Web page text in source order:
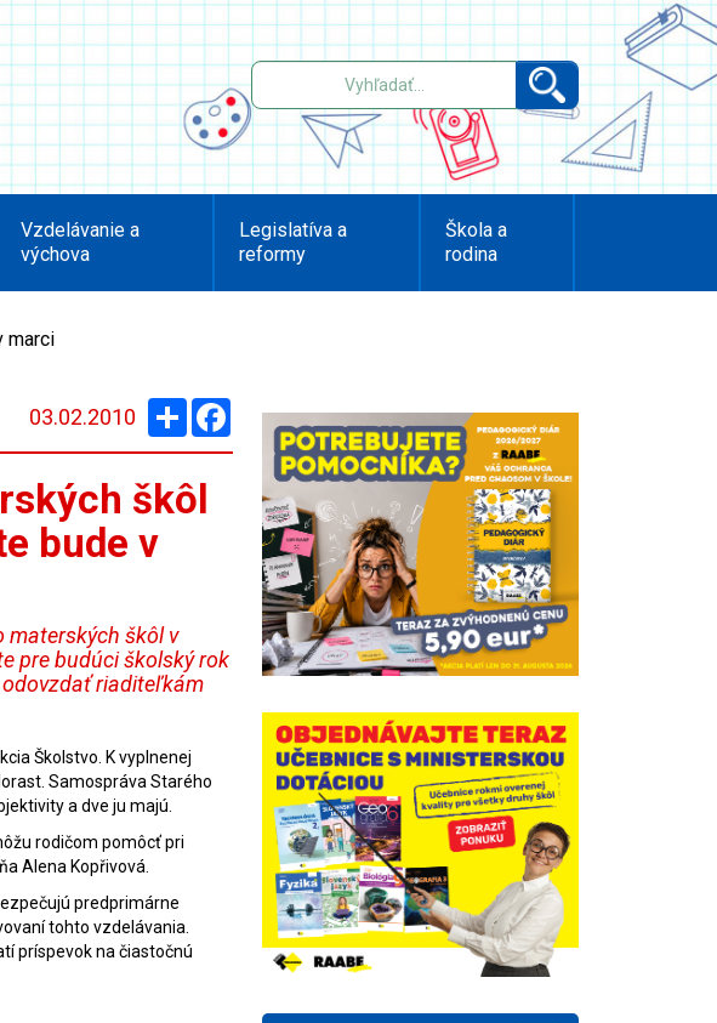
Vzdelávanie a
výchova
Legislatíva a
reformy
Škola a
rodina
marci
03.02.2010 Zdieľaj
škôl
bude v
materských škôl v
pre budúci školský rok
riaditeľkám
Školstvo. K vyplnenej
Samospráva Starého
a dve ju majú.
rodičom pomôcť pri
Alena Kopřivová.
predprimárne
tohto vzdelávania.
príspevok na čiastočnú